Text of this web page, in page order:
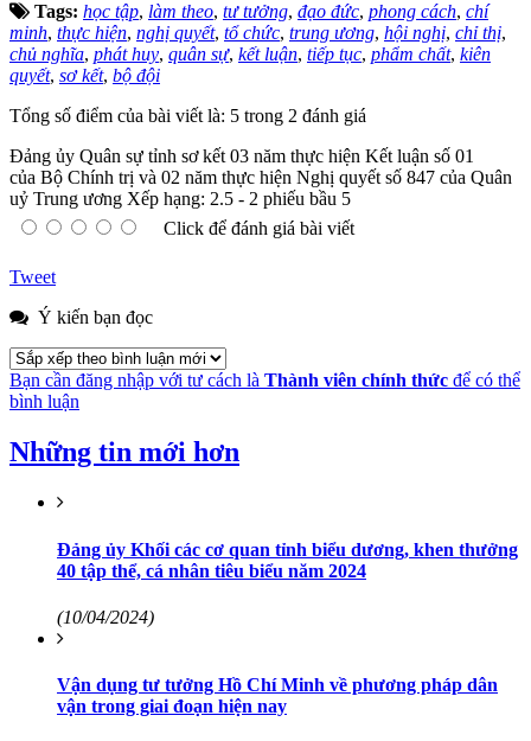
Tags: học tập, làm theo, tư tưởng, đạo đức, phong cách, chí
minh, thực hiện, nghị quyết, tổ chức, trung ương, hội nghị, chỉ thị,
chủ nghĩa, phát huy, quân sự, kết luận, tiếp tục, phẩm chất, kiên
quyết, sơ kết, bộ đội
Tổng số điểm của bài viết là: 5 trong 2 đánh giá
Đảng ủy Quân sự tỉnh sơ kết 03 năm thực hiện Kết luận số 01
của Bộ Chính trị và 02 năm thực hiện Nghị quyết số 847 của Quân
uỷ Trung ương Xếp hạng: 2.5 - 2 phiếu bầu 5
Click để đánh giá bài viết
Tweet
Ý kiến bạn đọc
Bạn cần đăng nhập với tư cách là Thành viên chính thức để có thể
bình luận
Những tin mới hơn
Đảng ủy Khối các cơ quan tỉnh biểu dương, khen thưởng
40 tập thể, cá nhân tiêu biểu năm 2024
(10/04/2024)
Vận dụng tư tưởng Hồ Chí Minh về phương pháp dân
vận trong giai đoạn hiện nay